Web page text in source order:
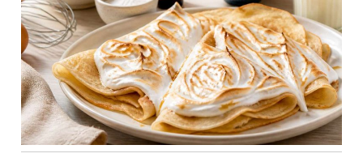
portions avec la pelle à tarte.
Le bord dentelé étend les
possibilités d'utilisation à
d'autres aliments tels que les
pizzas et les lasagnes.